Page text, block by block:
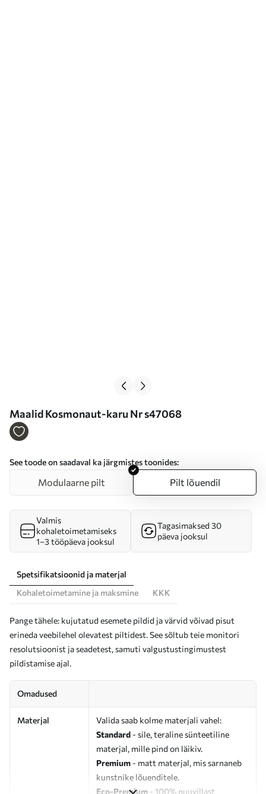
Maalid Kosmonaut-karu Nr s47068
See toode on saadaval ka järgmistes toonides:
Modulaarne pilt Pilt lõuendil
Valmis
kohaletoimetamiseks
1–3 tööpäeva jooksul
Tagasimaksed 30
päeva jooksul
Spetsifikatsioonid ja materjal
Kohaletoimetamine ja maksmine
KKK
Pange tähele: kujutatud esemete pildid ja värvid võivad pisut
erineda veebilehel olevatest piltidest. See sõltub teie monitori
resolutsioonist ja seadetest, samuti valgustustingimustest
pildistamise ajal.
Omadused
Materjal
Valida saab kolme materjali vahel:
Standard - sile, teraline sünteetiline
materjal, mille pind on läikiv.
Premium - matt materjal, mis sarnaneb
kunstnike lõuenditele.
Eco-Premium - 100% puuvillast